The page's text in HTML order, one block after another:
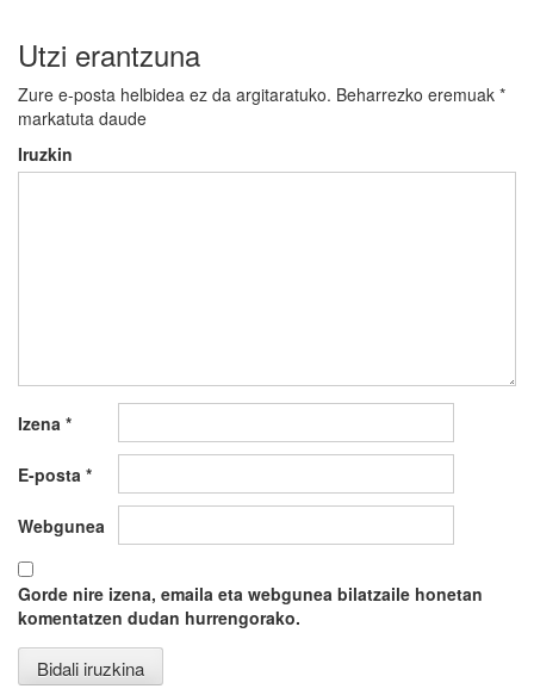
Utzi erantzuna
Zure e-posta helbidea ez da argitaratuko. Beharrezko eremuak *
markatuta daude
Iruzkin
Izena *
E-posta *
Webgunea
Gorde nire izena, emaila eta webgunea bilatzaile honetan
komentatzen dudan hurrengorako.